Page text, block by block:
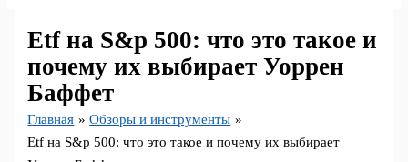
Etf на S&p 500: что это такое и
почему их выбирает Уоррен
Баффет
Главная
Обзоры и инструменты
Etf на S&p 500: что это такое и почему их выбирает